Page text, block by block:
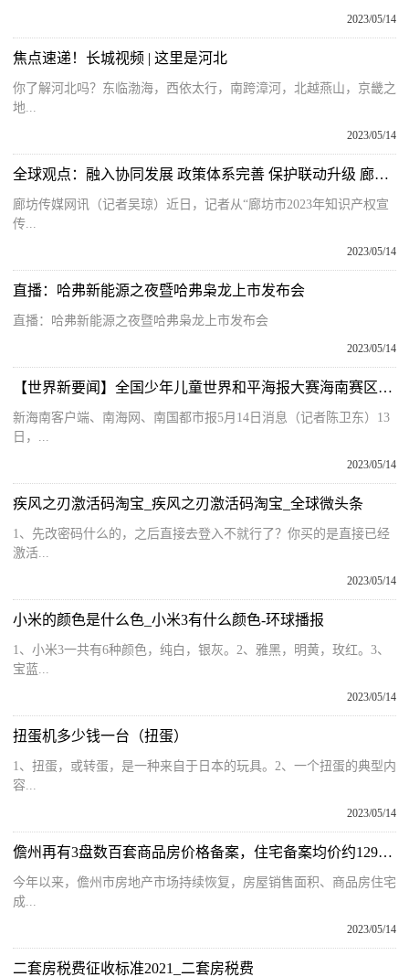
2023/05/14
焦点速递！长城视频 | 这里是河北
你了解河北吗？东临渤海，西依太行，南跨漳河，北越燕山，京畿之
地...
2023/05/14
全球观点：融入协同发展 政策体系完善 保护联动升级 廊坊：知识产权强市建设加快推进
廊坊传媒网讯（记者吴琼）近日，记者从“廊坊市2023年知识产权宣
传...
2023/05/14
直播：哈弗新能源之夜暨哈弗枭龙上市发布会
直播：哈弗新能源之夜暨哈弗枭龙上市发布会
2023/05/14
【世界新要闻】全国少年儿童世界和平海报大赛海南赛区颁奖仪式在海口举行
新海南客户端、南海网、南国都市报5月14日消息（记者陈卫东）13
日，...
2023/05/14
疾风之刃激活码淘宝_疾风之刃激活码淘宝_全球微头条
1、先改密码什么的，之后直接去登入不就行了？你买的是直接已经
激活...
2023/05/14
小米的颜色是什么色_小米3有什么颜色-环球播报
1、小米3一共有6种颜色，纯白，银灰。2、雅黑，明黄，玫红。3、
宝蓝...
2023/05/14
扭蛋机多少钱一台（扭蛋）
1、扭蛋，或转蛋，是一种来自于日本的玩具。2、一个扭蛋的典型内
容...
2023/05/14
儋州再有3盘数百套商品房价格备案，住宅备案均价约12948元/㎡！
今年以来，儋州市房地产市场持续恢复，房屋销售面积、商品房住宅
成...
2023/05/14
二套房税费征收标准2021_二套房税费